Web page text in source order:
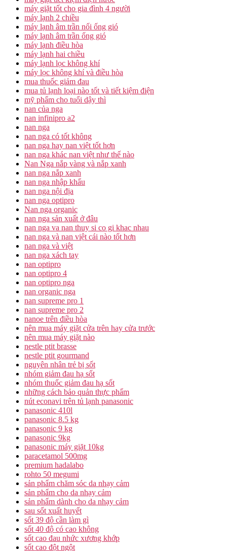
máy giặt tốt cho gia đình 4 người
máy lạnh 2 chiều
máy lạnh âm trần nối ống gió
máy lạnh âm trần ống gió
máy lạnh điều hòa
máy lạnh hai chiều
máy lạnh lọc không khí
máy lọc không khí và điều hòa
mua thuốc giảm đau
mua tủ lạnh loại nào tốt và tiết kiệm điện
mỹ phẩm cho tuổi dậy thì
nan của nga
nan infinipro a2
nan nga
nan nga có tốt không
nan nga hay nan việt tốt hơn
nan nga khác nan việt như thế nào
Nan Nga nắp vàng và nắp xanh
nan nga nắp xanh
nan nga nhập khẩu
nan nga nội địa
nan nga optipro
Nan nga organic
nan nga sản xuất ở đâu
nan nga va nan thuy si co gi khac nhau
nan nga và nan việt cái nào tốt hơn
nan nga và việt
nan nga xách tay
nan optipro
nan optipro 4
nan optipro nga
nan organic nga
nan supreme pro 1
nan supreme pro 2
nanoe trên điều hòa
nên mua máy giặt cửa trên hay cửa trước
nên mua máy giặt nào
nestle ptit brasse
nestle ptit gourmand
nguyên nhân trẻ bị sốt
nhóm giảm đau hạ sốt
nhóm thuốc giảm đau hạ sốt
những cách bảo quản thực phẩm
nút econavi trên tủ lạnh panasonic
panasonic 410l
panasonic 8.5 kg
panasonic 9 kg
panasonic 9kg
panasonic máy giặt 10kg
paracetamol 500mg
premium hadalabo
rohto 50 megumi
sản phẩm chăm sóc da nhạy cảm
sản phẩm cho da nhạy cảm
sản phẩm dành cho da nhạy cảm
sau sốt xuất huyết
sốt 39 độ cần làm gì
sốt 40 độ có cao không
sốt cao đau nhức xương khớp
sốt cao đột ngột